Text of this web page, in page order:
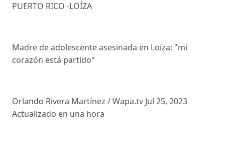
PUERTO RICO -LOÍZA
Madre de adolescente asesinada en Loíza: "mi
corazón está partido"
Orlando Rivera Martínez / Wapa.tv Jul 25, 2023
Actualizado en una hora